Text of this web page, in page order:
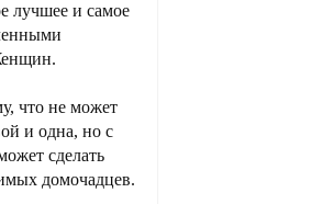
лучшее и самое
что не может
и одна, но с
сделать
домочадцев.